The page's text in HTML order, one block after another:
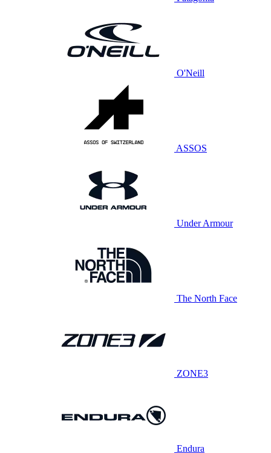
O'Neill
ASSOS
Under Armour
The North Face
ZONE3
Endura